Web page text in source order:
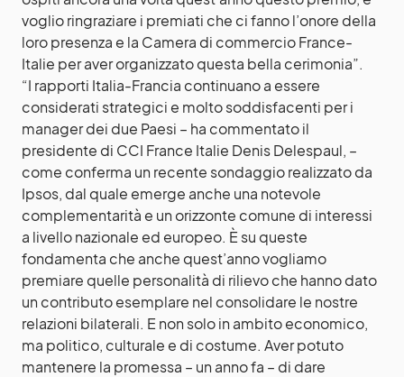
voglio ringraziare i premiati che ci fanno l’onore della
loro presenza e la Camera di commercio France-
Italie per aver organizzato questa bella cerimonia”.
“I rapporti Italia-Francia continuano a essere
considerati strategici e molto soddisfacenti per i
manager dei due Paesi – ha commentato il
presidente di CCI France Italie Denis Delespaul, –
come conferma un recente sondaggio realizzato da
Ipsos, dal quale emerge anche una notevole
complementarità e un orizzonte comune di interessi
a livello nazionale ed europeo. È su queste
fondamenta che anche quest’anno vogliamo
premiare quelle personalità di rilievo che hanno dato
un contributo esemplare nel consolidare le nostre
relazioni bilaterali. E non solo in ambito economico,
ma politico, culturale e di costume. Aver potuto
mantenere la promessa – un anno fa – di dare